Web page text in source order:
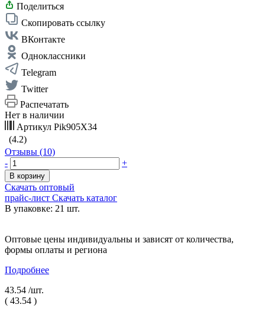
Поделиться
Скопировать ссылку
ВКонтакте
Одноклассники
Telegram
Twitter
Распечатать
Нет в наличии
Артикул Pik905X34
(4.2)
Отзывы (10)
-
+
В корзину
Скачать оптовый
прайс-лист Скачать каталог
В упаковке: 21 шт.
Оптовые цены индивидуальны и зависят от количества,
формы оплаты и региона
Подробнее
43.54 /шт.
( 43.54 )